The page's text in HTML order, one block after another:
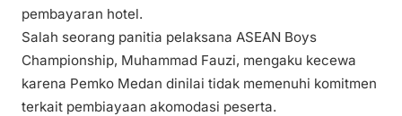
pembayaran hotel.
Salah seorang panitia pelaksana ASEAN Boys
Championship, Muhammad Fauzi, mengaku kecewa
karena Pemko Medan dinilai tidak memenuhi komitmen
terkait pembiayaan akomodasi peserta.